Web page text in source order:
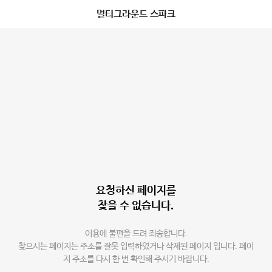
멀티그라운드 스파크
요청하신 페이지를
찾을 수 없습니다.
이용에 불편을 드려 죄송합니다.
찾으시는 페이지는 주소를 잘못 입력하였거나 삭제된 페이지 입니다. 페이
지 주소를 다시 한 번 확인해 주시기 바랍니다.